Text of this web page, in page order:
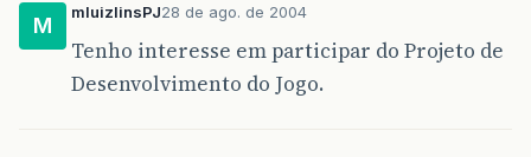
M
mluizlinsPJ28 de ago. de 2004
Tenho interesse em participar do Projeto de
Desenvolvimento do Jogo.